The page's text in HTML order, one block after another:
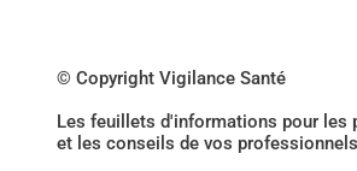
© Copyright Vigilance Santé
Les feuillets d'informations pour les
et les conseils de vos